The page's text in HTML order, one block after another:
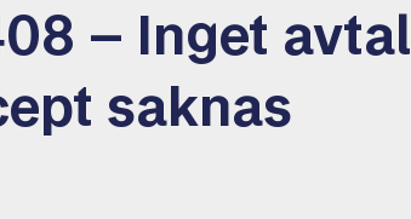
– Inget avtal
saknas